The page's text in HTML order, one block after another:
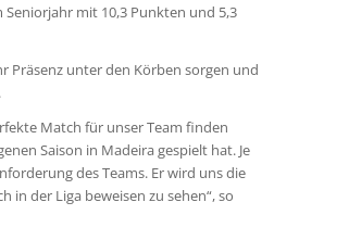
mit 10,3 Punkten und 5,3
Präsenz unter den Körben sorgen und
Match für unser Team finden
Saison in Madeira gespielt hat. Je
des Teams. Er wird uns die
in der Liga beweisen zu sehen“, so